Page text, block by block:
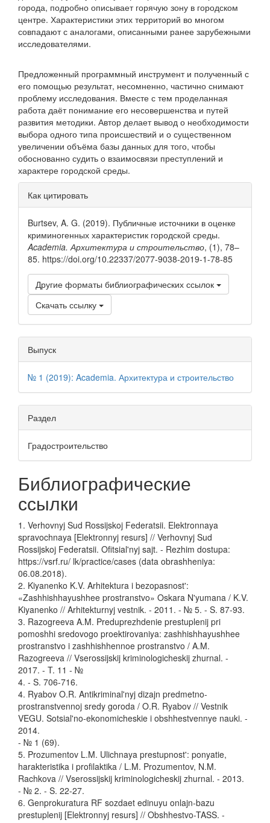
города, подробно описывает горячую зону в городском
центре. Характеристики этих территорий во многом
совпадают с аналогами, описанными ранее зарубежными
исследователями.
Предложенный программный инструмент и полученный с
его помощью результат, несомненно, частично снимают
проблему исследования. Вместе с тем проделанная
работа даёт понимание его несовершенства и путей
развития методики. Автор делает вывод о необходимости
выбора одного типа происшествий и о существенном
увеличении объёма базы данных для того, чтобы
обоснованно судить о взаимосвязи преступлений и
характере городской среды.
Информация
о статье
Как цитировать
Burtsev, A. G. (2019). Публичные источники в оценке
криминогенных характеристик городской среды.
Academia. Архитектура и строительство, (1), 78–
85. https://doi.org/10.22337/2077-9038-2019-1-78-85
Другие форматы библиографических ссылок
Скачать ссылку
Выпуск
№ 1 (2019): Academia. Архитектура и строительство
Раздел
Градостроительство
Библиографические
ссылки
1. Verhovnyj Sud Rossijskoj Federatsii. Elektronnaya
spravochnaya [Elektronnyj resurs] // Verhovnyj Sud
Rossijskoj Federatsii. Ofitsial'nyj sajt. - Rezhim dostupa:
https://vsrf.ru/ lk/practice/cases (data obrashheniya:
06.08.2018).
2. Kiyanenko K.V. Arhitektura i bezopasnost':
«Zashhishhayushhee prostranstvo» Oskara N'yumana / K.V.
Kiyanenko // Arhitekturnyj vestnik. - 2011. - № 5. - S. 87-93.
3. Razogreeva A.M. Preduprezhdenie prestuplenij pri
pomoshhi sredovogo proektirovaniya: zashhishhayushhee
prostranstvo i zashhishhennoe prostranstvo / A.M.
Razogreeva // Vserossijskij kriminologicheskij zhurnal. -
2017. - T. 11 - №
4. - S. 706-716.
4. Ryabov O.R. Antikriminal'nyj dizajn predmetno-
prostranstvennoj sredy goroda / O.R. Ryabov // Vestnik
VEGU. Sotsial'no-ekonomicheskie i obshhestvennye nauki. -
2014.
- № 1 (69).
5. Prozumentov L.M. Ulichnaya prestupnost': ponyatie,
harakteristika i profilaktika / L.M. Prozumentov, N.M.
Rachkova // Vserossijskij kriminologicheskij zhurnal. - 2013.
- № 2. - S. 22-27.
6. Genprokuratura RF sozdaet edinuyu onlajn-bazu
prestuplenij [Elektronnyj resurs] // Obshhestvo-TASS. -